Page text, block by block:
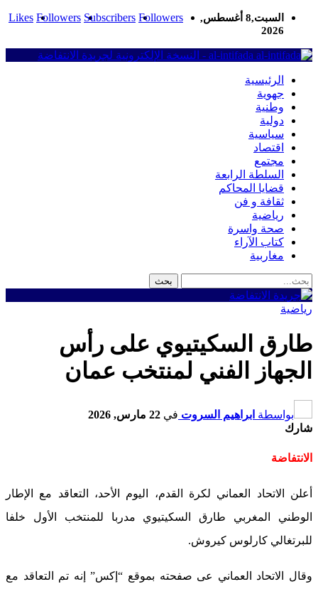
Likes Followers Subscribers Followers
السبت,8 أغسطس,
2026
al-intifada - النسخة الإلكترونية لجريدة الانتفاضة
الرئيسية
جهوية
وطنية
دولية
سياسية
اقتصاد
مجتمع
السلطة الرابعة
قضايا المحاكم
ثقافة و فن
رياضية
صحة واسرة
كتاب الآراء
مغاربية
رياضية
طارق السكيتيوي على رأس
الجهاز الفني لمنتخب عمان
بواسطة ابراهيم السروت في 22 مارس, 2026
شارك
الانتفاضة
أعلن الاتحاد العماني لكرة القدم، اليوم الأحد، التعاقد مع الإطار
الوطني المغربي طارق السكيتيوي مدربا للمنتخب الأول خلفا
للبرتغالي كارلوس كيروش.
وقال الاتحاد العماني عى صفحته بموقع “إكس” إنه تم التعاقد مع